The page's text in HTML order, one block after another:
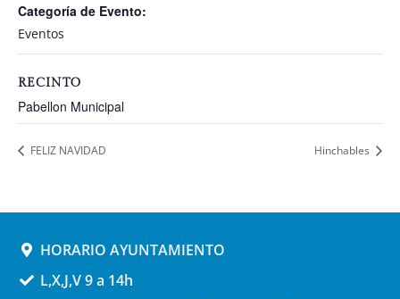
Categoría de Evento:
Eventos
RECINTO
Pabellon Municipal
FELIZ NAVIDAD Hinchables
HORARIO AYUNTAMIENTO
L,X,J,V 9 a 14h